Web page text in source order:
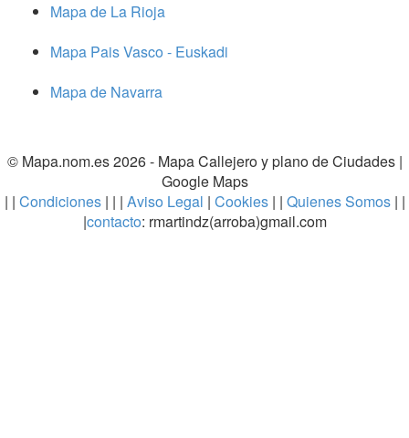
Mapa de La Rioja
Mapa Pais Vasco - Euskadi
Mapa de Navarra
© Mapa.nom.es 2026 - Mapa Callejero y plano de Ciudades|
Google Maps
| | Condiciones| | | Aviso Legal | Cookies | | Quienes Somos | |
|contacto: rmartindz(arroba)gmail.com